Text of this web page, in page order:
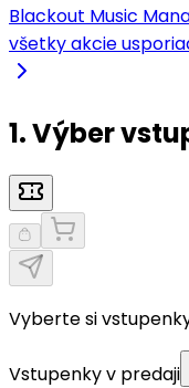
Blackout Music
všetky akcie
1. Výber
Vyberte si
Vstupenky v predaji